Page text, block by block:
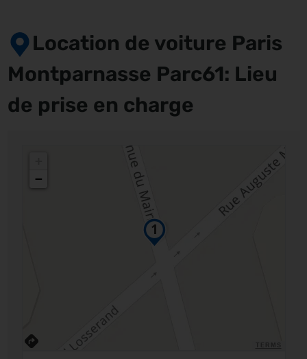
Location de voiture Paris
Montparnasse Parc61: Lieu
de prise en charge
−